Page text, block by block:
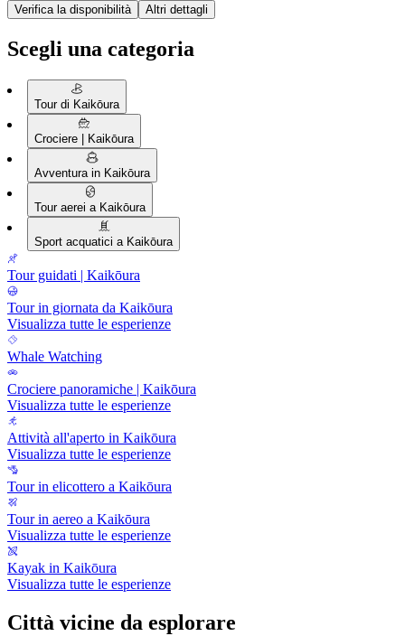
Verifica la disponibilità Altri dettagli
Scegli una categoria
Tour di Kaikōura
Crociere | Kaikōura
Avventura in Kaikōura
Tour aerei a Kaikōura
Sport acquatici a Kaikōura
Tour guidati | Kaikōura
Tour in giornata da Kaikōura
Visualizza tutte le esperienze
Whale Watching
Crociere panoramiche | Kaikōura
Visualizza tutte le esperienze
Attività all'aperto in Kaikōura
Visualizza tutte le esperienze
Tour in elicottero a Kaikōura
Tour in aereo a Kaikōura
Visualizza tutte le esperienze
Kayak in Kaikōura
Visualizza tutte le esperienze
Città vicine da esplorare